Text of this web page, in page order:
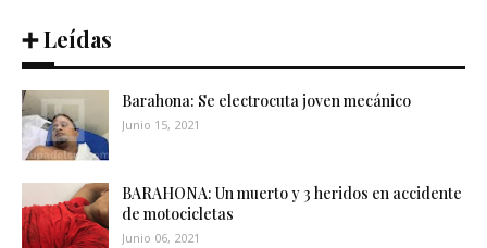
➕ Leídas
Barahona: Se electrocuta joven mecánico
Junio 15, 2021
BARAHONA: Un muerto y 3 heridos en accidente
de motocicletas
Junio 06, 2021